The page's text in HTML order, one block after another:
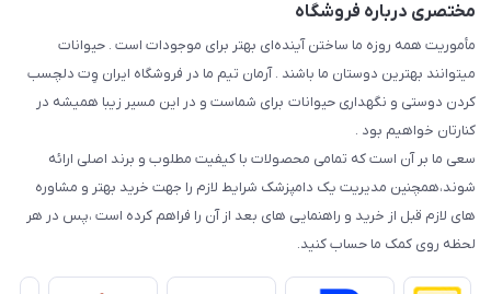
مختصری درباره فروشگاه
مأموریت همه روزه ما ساختن آینده‌ای بهتر برای موجودات است . حیوانات
میتوانند بهترین دوستان ما باشند . آرمان تیم ما در فروشگاه ایران وِت دلچسب
کردن دوستی و نگهداری حیوانات برای شماست و در این مسیر زیبا همیشه در
کنارتان خواهیم بود .
سعی ما بر آن است که تمامی محصولات با کیفیت مطلوب و برند اصلی ارائه
شوند،همچنین مدیریت یک دامپزشک شرایط لازم را جهت خرید بهتر و مشاوره
های لازم قبل از خرید و راهنمایی های بعد از آن را فراهم کرده است ،پس در هر
لحظه روی کمک ما حساب کنید.